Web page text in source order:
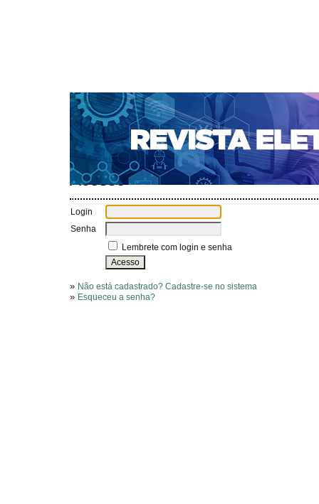
CAPA SOBRE ACESSO CADASTRO
NOTÍCIAS
SUBMISSÕES
PORTAL DE REVISTAS
AUTORES
TUTORIAL PARA AVALIADORES
Capa> Acesso
Acesso
Login
Senha
Lembrete com login e senha
» Não está cadastrado? Cadastre-se no sistema
» Esqueceu a senha?